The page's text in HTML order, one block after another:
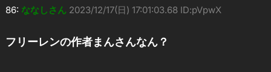
86: ななしさん 2023/12/17(日) 17:01:03.68 ID:pVpwX
フリーレンの作者まんさんなん？